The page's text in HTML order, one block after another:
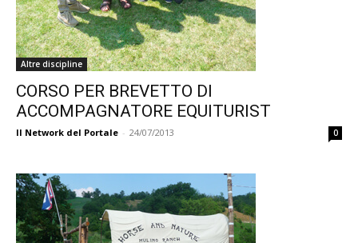
Altre discipline
CORSO PER BREVETTO DI
ACCOMPAGNATORE EQUITURIST
Il Network del Portale - 24/07/2013 0